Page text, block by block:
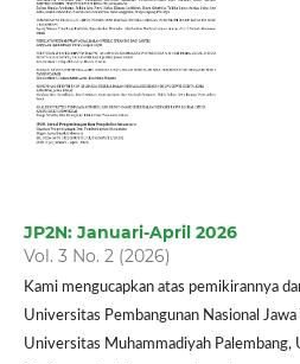
JP2N: Januari-April 2026
Vol. 3 No. 2 (2026)
Kami mengucapkan atas pemikirannya
Universitas Pembangunan Nasional
Universitas Muhammadiyah Palembang,